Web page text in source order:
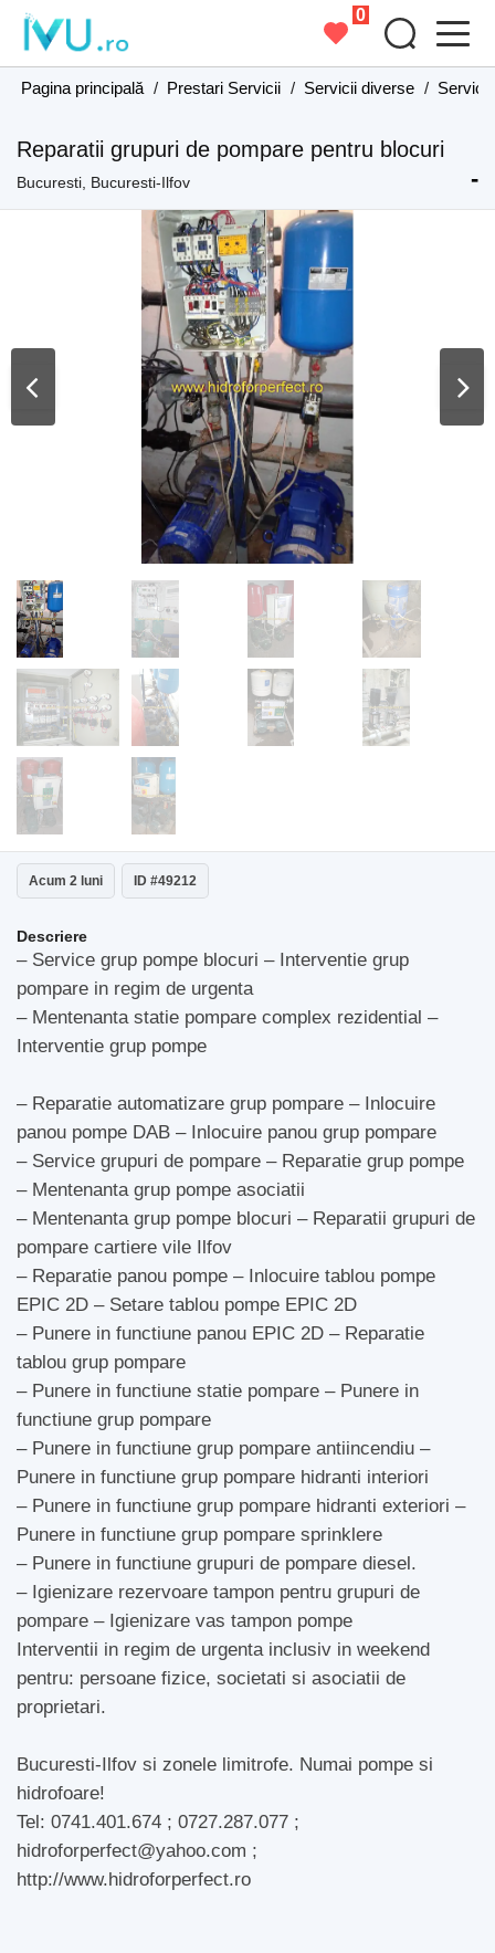
0
Pagina principală / Prestari Servicii / Servicii diverse /
Reparatii grupuri de pompare pentru blocuri
Bucuresti, Bucuresti-Ilfov -
Acum 2 luni ID #49212
Descriere
– Service grup pompe blocuri – Interventie grup
pompare in regim de urgenta
– Mentenanta statie pompare complex rezidential –
Interventie grup pompe
– Reparatie automatizare grup pompare – Inlocuire
panou pompe DAB – Inlocuire panou grup pompare
– Service grupuri de pompare – Reparatie grup pompe
– Mentenanta grup pompe asociatii
– Mentenanta grup pompe blocuri – Reparatii grupuri de
pompare cartiere vile Ilfov
– Reparatie panou pompe – Inlocuire tablou pompe
EPIC 2D – Setare tablou pompe EPIC 2D
– Punere in functiune panou EPIC 2D – Reparatie
tablou grup pompare
– Punere in functiune statie pompare – Punere in
functiune grup pompare
– Punere in functiune grup pompare antiincendiu –
Punere in functiune grup pompare hidranti interiori
– Punere in functiune grup pompare hidranti exteriori –
Punere in functiune grup pompare sprinklere
– Punere in functiune grupuri de pompare diesel.
– Igienizare rezervoare tampon pentru grupuri de
pompare – Igienizare vas tampon pompe
Interventii in regim de urgenta inclusiv in weekend
pentru: persoane fizice, societati si asociatii de
proprietari.
Bucuresti-Ilfov si zonele limitrofe. Numai pompe si
hidrofoare!
Tel: 0741.401.674 ; 0727.287.077 ;
hidroforperfect@yahoo.com ;
http://www.hidroforperfect.ro